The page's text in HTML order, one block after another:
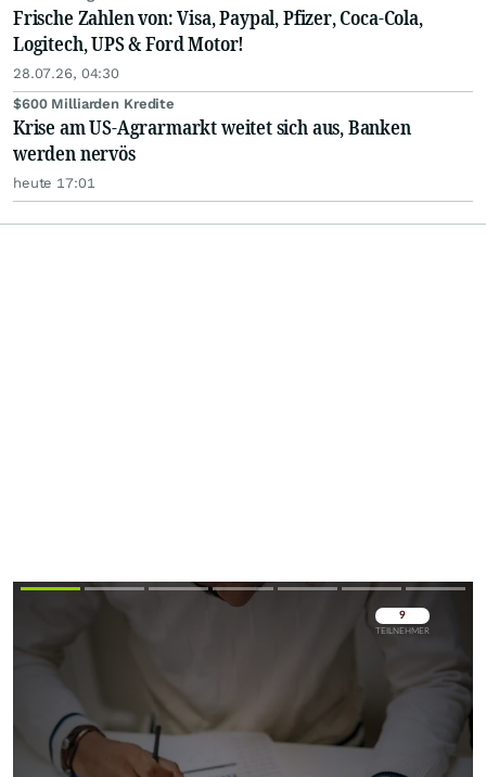
Frische Zahlen von: Visa, Paypal, Pfizer, Coca-Cola,
Logitech, UPS & Ford Motor!
28.07.26, 04:30
$600 Milliarden Kredite
Krise am US-Agrarmarkt weitet sich aus, Banken
werden nervös
heute 17:01